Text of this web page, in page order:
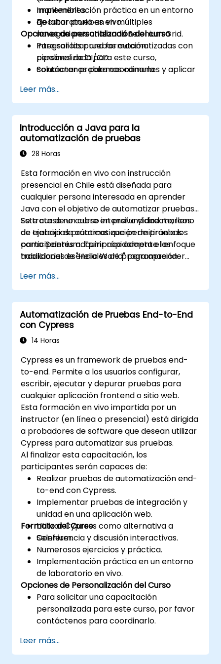
mantenibles.
Ejecutar pruebas en múltiples
navegadores utilizando Selenium Grid.
Integrar las pruebas automatizadas con
pipelines de CI/CD.
Solucionar problemas comunes y aplicar
la automatización.
Implementación práctica en un entorno
de laboratorio en vivo.
Opciones de personalización del curso
Para solicitar una formación
personalizada para este curso,
contáctenos para coordinarla.
Leer más...
Introducción a Java para la
automatización de pruebas
28 Horas
Esta formación en vivo con instrucción
presencial en Chile está diseñada para
cualquier persona interesada en aprender
Java con el objetivo de automatizar pruebas.
Se trata de un curso intensivo y directo, lleno
de ejercicios prácticos que permitirán a los
participantes adquirir rápidamente las
habilidades esenciales de programación
automatización de pruebas de software. El
enfoque se centra en los fundamentos de
Java, los cuales pueden aplicarse
directamente e inmediatamente a la
automatización de pruebas.
Este curso no cubre en profundidad marcos
de trabajo de automatización de pruebas
como Selenium. Tampoco adopta el enfoque
tradicional de "Hello World" para aprender
desarrollo de aplicaciones. El objetivo
principal de este curso es poner a los
participantes en funcionamiento
rápidamente con la automatización de
pruebas. Si ya tienes conocimientos de Java y
deseas iniciar directamente con las pruebas
Selenium
(https://www.nobleprog.com/introduction-
selenium-training).
Leer más...
Automatización de Pruebas End-to-End
con Cypress
14 Horas
Cypress es un framework de pruebas end-
to-end. Permite a los usuarios configurar,
escribir, ejecutar y depurar pruebas para
cualquier aplicación frontend o sitio web.
Esta formación en vivo impartida por un
instructor (en línea o presencial) está dirigida
a probadores de software que desean utilizar
Cypress para automatizar sus pruebas.
Al finalizar esta capacitación, los
participantes serán capaces de:
Realizar pruebas de automatización end-
to-end con Cypress.
Implementar pruebas de integración y
unidad en una aplicación web.
Utilizar Cypress como alternativa a
Selenium.
Formato del Curso
Conferencia y discusión interactivas.
Numerosos ejercicios y práctica.
Implementación práctica en un entorno
de laboratorio en vivo.
Opciones de Personalización del Curso
Para solicitar una capacitación
personalizada para este curso, por favor
contáctenos para coordinarlo.
Leer más...